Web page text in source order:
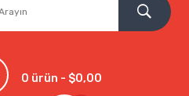
0 ürün - $0,00